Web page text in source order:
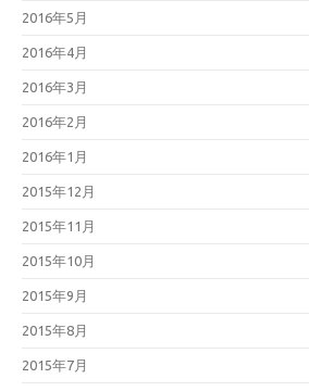
2016年5月
2016年4月
2016年3月
2016年2月
2016年1月
2015年12月
2015年11月
2015年10月
2015年9月
2015年8月
2015年7月